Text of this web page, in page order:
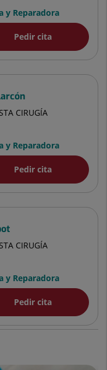
y Reparadora
Pedir cita
CIRUGÍA
y Reparadora
Pedir cita
CIRUGÍA
y Reparadora
Pedir cita